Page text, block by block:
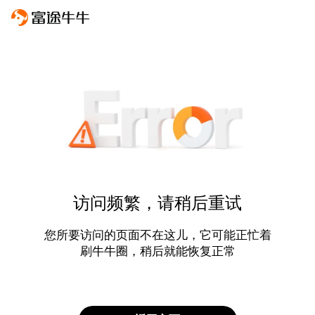
访问频繁，请稍后重试
您所要访问的页面不在这儿，它可能正忙着
刷牛牛圈，稍后就能恢复正常